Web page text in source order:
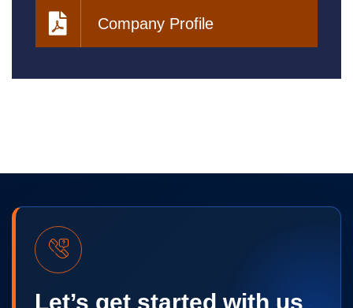
Company Profile
Let’s get started with us